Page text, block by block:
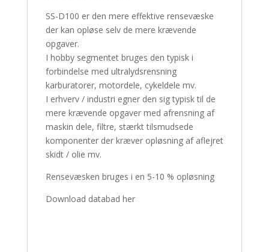
SS-D100 er den mere effektive rensevæske
der kan opløse selv de mere krævende
opgaver.
I hobby segmentet bruges den typisk i
forbindelse med ultralydsrensning
karburatorer, motordele, cykeldele mv.
I erhverv / industri egner den sig typisk til de
mere krævende opgaver med afrensning af
maskin dele, filtre, stærkt tilsmudsede
komponenter der kræver opløsning af aflejret
skidt / olie mv.
Rensevæsken bruges i en 5-10 % opløsning
Download databad her